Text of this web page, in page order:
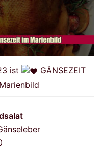
ist
GÄNSEZEIT